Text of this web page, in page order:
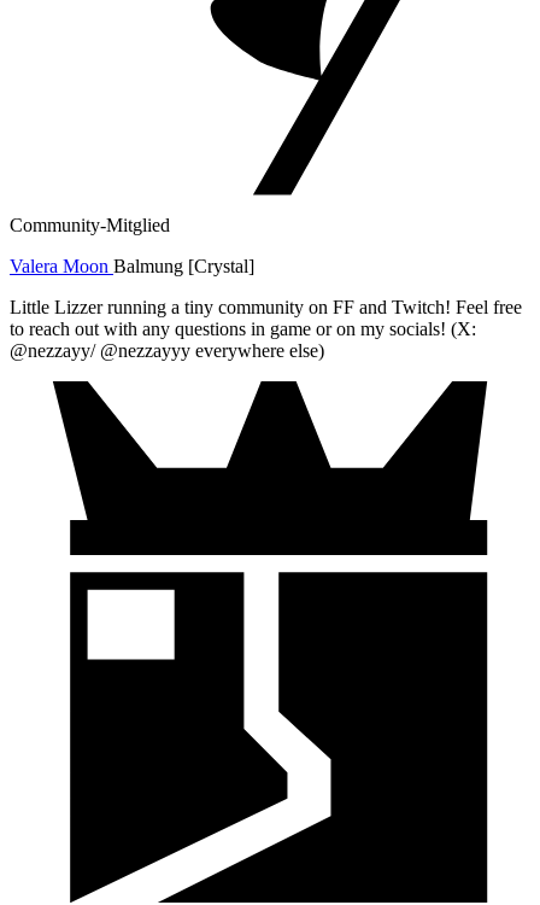
Community-Mitglied
Valera Moon Balmung [Crystal]
Little Lizzer running a tiny community on FF and Twitch! Feel free
to reach out with any questions in game or on my socials! (X:
@nezzayy/ @nezzayyy everywhere else)